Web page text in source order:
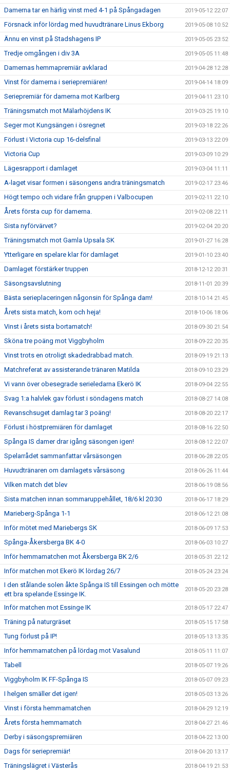
Damerna tar en härlig vinst med 4-1 på Spångadagen 2019-05-12 22:07
Försnack inför lördag med huvudtränare Linus Ekborg 2019-05-08 10:52
Ännu en vinst på Stadshagens IP 2019-05-05 23:52
Tredje omgången i div 3A 2019-05-05 11:48
Damernas hemmapremiär avklarad 2019-04-28 12:28
Vinst för damerna i seriepremiären! 2019-04-14 18:09
Seriepremiär för damerna mot Karlberg 2019-04-11 23:10
Träningsmatch mot Mälarhöjdens IK 2019-03-25 19:10
Seger mot Kungsängen i ösregnet 2019-03-18 22:26
Förlust i Victoria cup 16-delsfinal 2019-03-13 22:09
Victoria Cup 2019-03-09 10:29
Lägesrapport i damlaget 2019-03-04 11:11
A-laget visar formen i säsongens andra träningsmatch 2019-02-17 23:46
Högt tempo och vidare från gruppen i Valbocupen 2019-02-11 22:10
Årets första cup för damerna. 2019-02-08 22:11
Sista nyförvärvet? 2019-02-04 20:20
Träningsmatch mot Gamla Upsala SK 2019-01-27 16:28
Ytterligare en spelare klar för damlaget 2019-01-10 23:40
Damlaget förstärker truppen 2018-12-12 20:31
Säsongsavslutning 2018-11-01 20:39
Bästa serieplaceringen någonsin för Spånga dam! 2018-10-14 21:45
Årets sista match, kom och heja! 2018-10-06 18:06
Vinst i årets sista bortamatch! 2018-09-30 21:54
Sköna tre poäng mot Viggbyholm 2018-09-22 20:35
Vinst trots en otroligt skadedrabbad match. 2018-09-19 21:13
Matchreferat av assisterande tränaren Matilda 2018-09-10 23:29
Vi vann över obesegrade serieledarna Ekerö IK 2018-09-04 22:55
Svag 1:a halvlek gav förlust i söndagens match 2018-08-27 14:08
Revanschsuget damlag tar 3 poäng! 2018-08-20 22:17
Förlust i höstpremiären för damlaget 2018-08-16 22:50
Spånga IS damer drar igång säsongen igen! 2018-08-12 22:07
Spelarrådet sammanfattar vårsäsongen 2018-06-28 22:05
Huvudtränaren om damlagets vårsäsong 2018-06-26 11:44
Vilken match det blev 2018-06-19 08:56
Sista matchen innan sommaruppehållet, 18/6 kl 20:30 2018-06-17 18:29
Marieberg-Spånga 1-1 2018-06-12 21:08
Inför mötet med Mariebergs SK 2018-06-09 17:53
Spånga-Åkersberga BK 4-0 2018-06-03 10:27
Inför hemmamatchen mot Åkersberga BK 2/6 2018-05-31 22:12
Inför matchen mot Ekerö IK lördag 26/7 2018-05-24 23:24
I den stålande solen åkte Spånga IS till Essingen och mötte
ett bra spelande Essinge IK.
2018-05-20 23:28
Inför matchen mot Essinge IK 2018-05-17 22:47
Träning på naturgräset 2018-05-15 17:58
Tung förlust på IP! 2018-05-13 13:35
Inför hemmamatchen på lördag mot Vasalund 2018-05-11 11:07
Tabell 2018-05-07 19:26
Viggbyholm IK FF-Spånga IS 2018-05-07 09:23
I helgen smäller det igen! 2018-05-03 13:26
Vinst i första hemmamatchen 2018-04-29 12:19
Årets första hemmamatch 2018-04-27 21:46
Derby i säsongspremiären 2018-04-22 13:00
Dags för seriepremiär! 2018-04-20 13:17
Träningslägret i Västerås 2018-04-19 21:53